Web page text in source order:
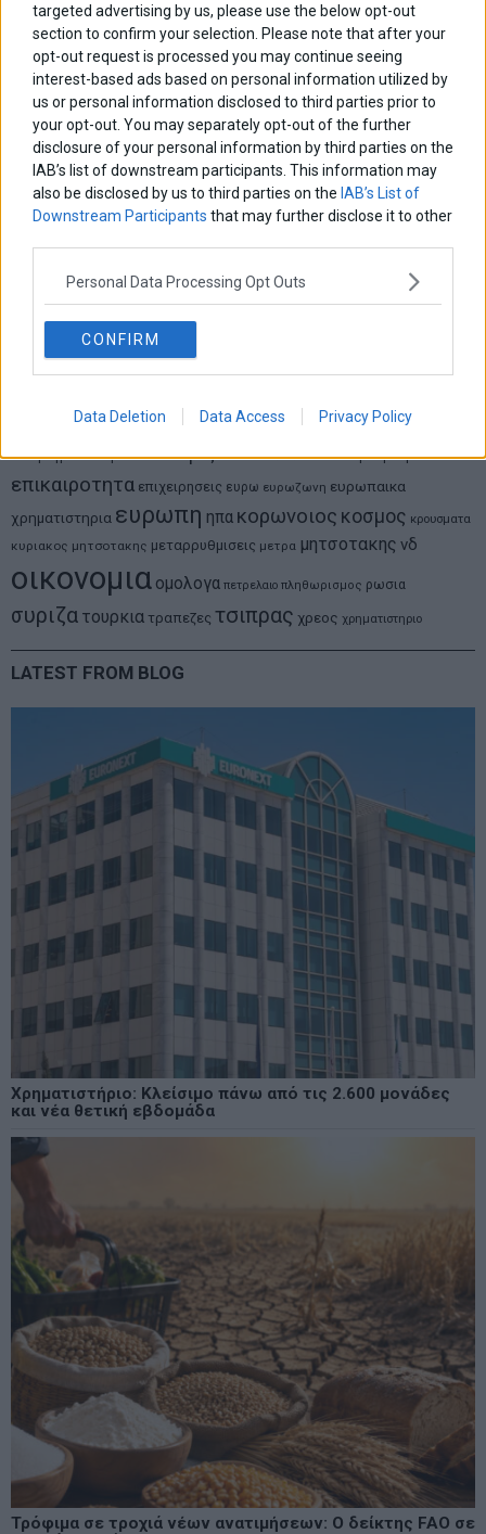
targeted advertising by us, please use the below opt-out
section to confirm your selection. Please note that after your
opt-out request is processed you may continue seeing
interest-based ads based on personal information utilized by
us or personal information disclosed to third parties prior to
your opt-out. You may separately opt-out of the further
disclosure of your personal information by third parties on the
IAB’s list of downstream participants. This information may
also be disclosed by us to third parties on the IAB’s List of
Downstream Participants that may further disclose it to other
Personal Data Processing Opt Outs
CONFIRM
Data Deletion Data Access Privacy Policy
Δημήτρης Καμπουράκης
Από την αποθέωση στην καταγγελία: Η Ελλάδα πάντα
ψάχνει τον επόμενο Μεσσία
Νικόλαος Φουρτζής
MIT Sloan: Οι AI-driven επιχειρήσεις διαμορφώνουν το νέο
μοντέλο επιχειρηματικότητας
Θανάσης Κρητικός
Στις 11/12 το πρώτο ευρωπαϊκό ντέρμπι «αιωνίων»
Χρηματιστηριο Αθηνων αεπ αθλητικα αναπτυξη βουλη γερμανια
διαπραγματευση δντεκλογες εκτ ελλαδα εμπορευματα
επικαιροτητα επιχειρησεις ευρω ευρωζωνη ευρωπαικα
χρηματιστηρια ευρωπη ηπα κορωνοιος κοσμος κρουσματα
κυριακος μητσοτακης μεταρρυθμισεις μετρα μητσοτακης νδ
οικονομια ομολογα πετρελαιο πληθωρισμος ρωσια
συριζα τουρκια τραπεζες τσιπρας χρεος χρηματιστηριο
LATEST FROM BLOG
Χρηματιστήριο: Κλείσιμο πάνω από τις 2.600 μονάδες
και νέα θετική εβδομάδα
Τρόφιμα σε τροχιά νέων ανατιμήσεων: Ο δείκτης FAO σε